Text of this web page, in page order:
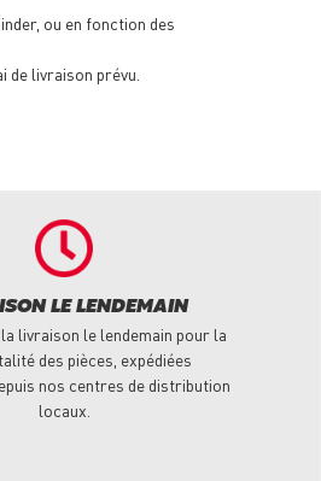
ou en fonction des
livraison prévu.
LE LENDEMAIN
livraison le lendemain pour la
des pièces, expédiées
nos centres de distribution
locaux.